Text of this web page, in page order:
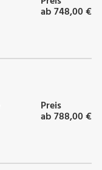
ab 748,00 €
Preis
ab 788,00 €